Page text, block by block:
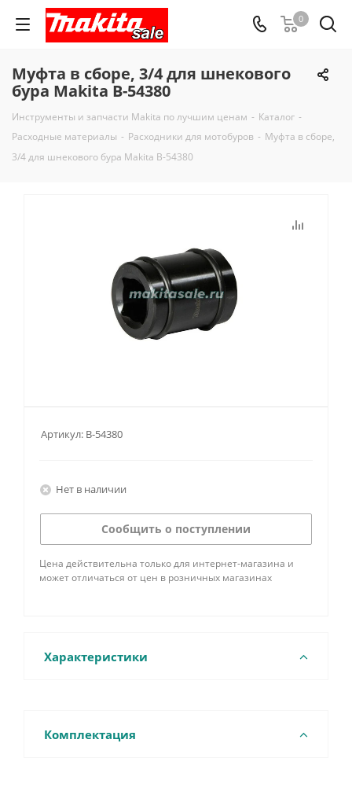
0
Муфта в сборе, 3/4 для шнекового
бура Makita B-54380
Инструменты и запчасти Makita по лучшим ценам - Каталог -
Расходные материалы - Расходники для мотобуров - Муфта в сборе,
3/4 для шнекового бура Makita B-54380
Артикул: B-54380
Нет в наличии
Сообщить о поступлении
Цена действительна только для интернет-магазина и
может отличаться от цен в розничных магазинах
Характеристики
Комплектация